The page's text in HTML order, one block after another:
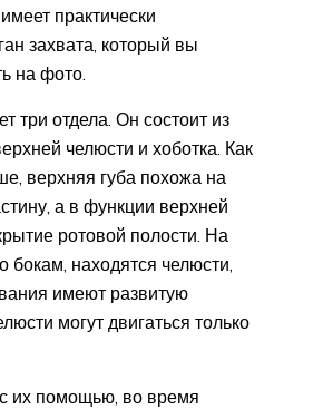
практически
захвата, который вы
на фото.
три отдела. Он состоит из
челюсти и хоботка. Как
верхняя губа похожа на
а в функции верхней
ротовой полости. На
бокам, находятся челюсти,
имеют развитую
могут двигаться только
их помощью, во время